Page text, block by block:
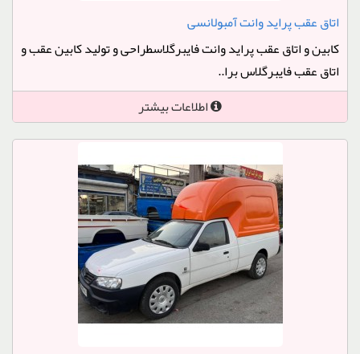
اتاق عقب پراید وانت آمبولانسی
کابین و اتاق عقب پراید وانت فایبرگلاسطراحی و تولید کابین عقب و
اتاق عقب فایبرگلاس برا..
اطلاعات بیشتر